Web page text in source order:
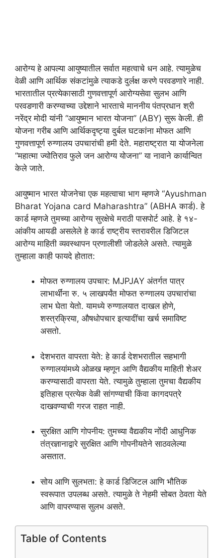
आरोग्य हे आपल्या आयुष्यातील सर्वात महत्वाचे धन आहे. त्यामुळेच
वेळी आणि आर्थिक संकटांमुळे त्याकडे दुर्लक्ष करणे परवडणारे नाही.
भारतातील प्रत्येकासाठी गुणवत्तापूर्ण आरोग्यसेवा सुलभ आणि
परवडणारी करण्याच्या उद्देशाने भारताचे माननीय पंतप्रधान श्री
नरेंद्र मोदी यांनी “आयुष्मान भारत योजना” (ABY) सुरू केली. ही
योजना गरीब आणि आर्थिकदृष्ट्या दुर्बल घटकांना मोफत आणि
गुणवत्तापूर्ण रुग्णालय उपचारांची हमी देते. महाराष्ट्रात या योजनेला
“महात्मा ज्योतिराव फुले जन आरोग्य योजना” या नावाने कार्यान्वित
केले जाते.
आयुष्मान भारत योजनेचा एक महत्वाचा भाग म्हणजे “Ayushman
Bharat Yojana card Maharashtra” (ABHA कार्ड). हे
कार्ड म्हणजे तुमच्या आरोग्य सुरक्षेचे मराठी पासपोर्ट आहे. हे १४-
आंकीय आयडी असलेले हे कार्ड राष्ट्रीय स्तरावरील डिजिटल
आरोग्य माहिती व्यवस्थापन प्रणालीशी जोडलेले असते. त्यामुळे
तुम्हाला काही फायदे होतात:
मोफत रुग्णालय उपचार: MJPJAY अंतर्गत पात्र
लाभार्थींना रु. ५ लाखपर्यंत मोफत रुग्णालय उपचारांचा
लाभ घेता येतो. यामध्ये रुग्णालयात दाखल होणे,
शस्त्रक्रिया, औषधोपचार इत्यादींचा खर्च समाविष्ट
असतो.
देशभरात वापरता येते: हे कार्ड देशभरातील सहभागी
रुग्णालयांमध्ये ओळख म्हणून आणि वैद्यकीय माहिती शेअर
करण्यासाठी वापरता येते. त्यामुळे तुम्हाला तुमचा वैद्यकीय
इतिहास प्रत्येक वेळी सांगण्याची किंवा कागदपत्रे
दाखवण्याची गरज राहत नाही.
सुरक्षित आणि गोपनीय: तुमच्या वैद्यकीय नोंदी आधुनिक
तंत्रज्ञानाद्वारे सुरक्षित आणि गोपनीयतेने साठवलेल्या
असतात.
सोय आणि सुलभता: हे कार्ड डिजिटल आणि भौतिक
स्वरूपात उपलब्ध असते. त्यामुळे ते नेहमी सोबत ठेवता येते
आणि वापरण्यास सुलभ असते.
Table of Contents